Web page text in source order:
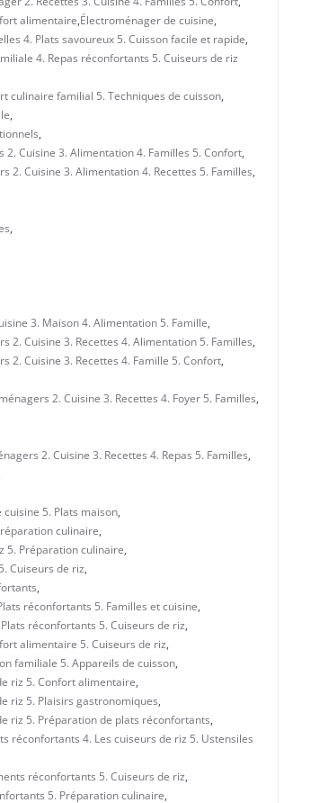
alimentaire,Électroménager de cuisine,
4. Plats savoureux 5. Cuisson facile et rapide,
4. Repas réconfortants 5. Cuiseurs de riz
culinaire familial 5. Techniques de cuisson,
,
,
2. Cuisine 3. Alimentation 4. Familles 5. Confort,
2. Cuisine 3. Alimentation 4. Recettes 5. Familles,
,
3. Maison 4. Alimentation 5. Famille,
2. Cuisine 3. Recettes 4. Alimentation 5. Familles,
2. Cuisine 3. Recettes 4. Famille 5. Confort,
2. Cuisine 3. Recettes 4. Foyer 5. Familles,
2. Cuisine 3. Recettes 4. Repas 5. Familles,
5. Plats maison,
culinaire,
5. Préparation culinaire,
Cuiseurs de riz,
,
réconfortants 5. Familles et cuisine,
réconfortants 5. Cuiseurs de riz,
alimentaire 5. Cuiseurs de riz,
familiale 5. Appareils de cuisson,
riz 5. Confort alimentaire,
riz 5. Plaisirs gastronomiques,
riz 5. Préparation de plats réconfortants,
réconfortants 4. Les cuiseurs de riz 5. Ustensiles
réconfortants 5. Cuiseurs de riz,
5. Préparation culinaire,